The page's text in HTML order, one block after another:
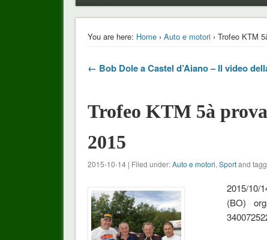
You are here: Home› Auto e motori› Trofeo KTM
← Bob Dole a Castel d’Aiano – Il video
Trofeo KTM 5à
2015
2015-10-14 | Filed under:Auto e motori, Sportand
2015/10/
(BO)